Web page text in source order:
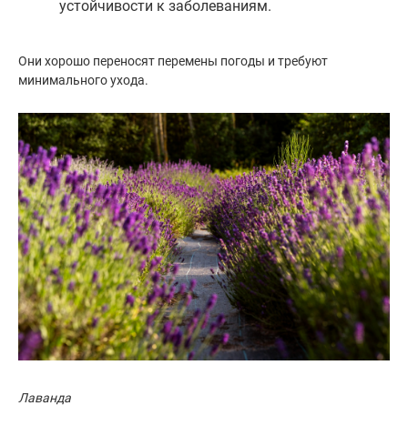
устойчивости к заболеваниям.
Они хорошо переносят перемены погоды и требуют
минимального ухода.
Лаванда